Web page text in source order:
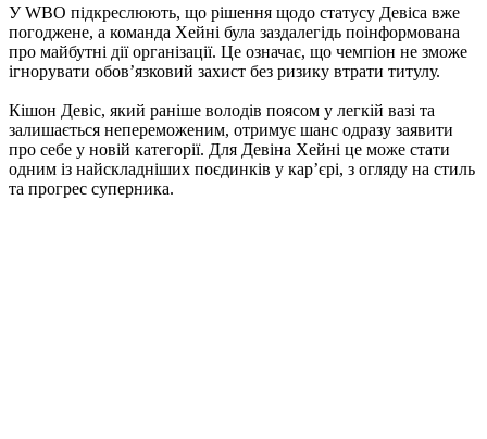
У WBO підкреслюють, що рішення щодо статусу Девіса вже
погоджене, а команда Хейні була заздалегідь поінформована
про майбутні дії організації. Це означає, що чемпіон не зможе
ігнорувати обов’язковий захист без ризику втрати титулу.
Кішон Девіс, який раніше володів поясом у легкій вазі та
залишається непереможеним, отримує шанс одразу заявити
про себе у новій категорії. Для Девіна Хейні це може стати
одним із найскладніших поєдинків у кар’єрі, з огляду на стиль
та прогрес суперника.